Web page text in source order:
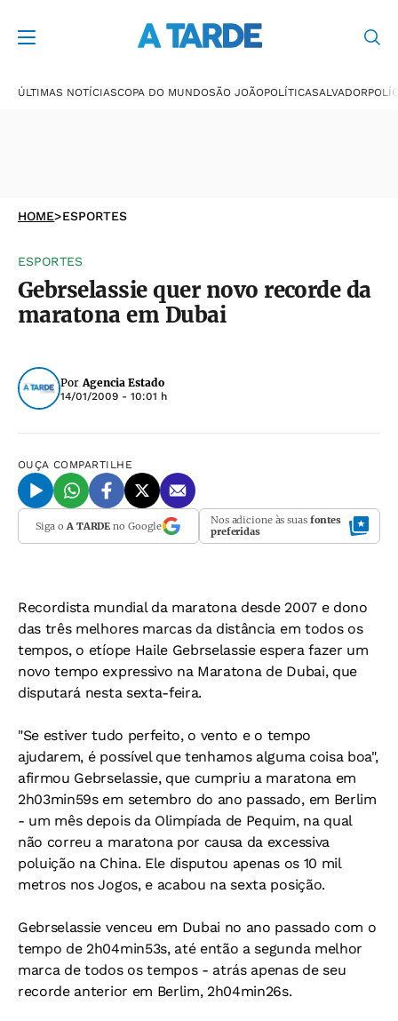
ÚLTIMAS NOTÍCIASCOPA DO MUNDOSÃO JOÃOPOLÍTICASALVADOR
HOME>ESPORTES
ESPORTES
Gebrselassie quer novo recorde da
maratona em Dubai
PorAgencia Estado
14/01/2009 - 10:01 h
OUÇA COMPARTILHE
Siga oA TARDE no Google Nos adicione às suas fontes
preferidas
Recordista mundial da maratona desde 2007 e dono
das três melhores marcas da distância em todos os
tempos, o etíope Haile Gebrselassie espera fazer um
novo tempo expressivo na Maratona de Dubai, que
disputará nesta sexta-feira.
"Se estiver tudo perfeito, o vento e o tempo
ajudarem, é possível que tenhamos alguma coisa boa",
afirmou Gebrselassie, que cumpriu a maratona em
2h03min59s em setembro do ano passado, em Berlim
- um mês depois da Olimpíada de Pequim, na qual
não correu a maratona por causa da excessiva
poluição na China. Ele disputou apenas os 10 mil
metros nos Jogos, e acabou na sexta posição.
Gebrselassie venceu em Dubai no ano passado com o
tempo de 2h04min53s, até então a segunda melhor
marca de todos os tempos - atrás apenas de seu
recorde anterior em Berlim, 2h04min26s.